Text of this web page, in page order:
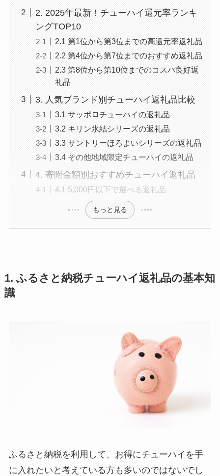
2. 2025年最新！チューハイ還元率ランキ
ングTOP10
2.1 第1位から第3位までの高還元率返礼品
2.2 第4位から第7位までのおすすめ返礼品
2.3 第8位から第10位までのコスパ良好返
礼品
3. 人気ブランド別チューハイ返礼品比較
3.1 サッポロチューハイの返礼品
3.2 キリン氷結シリーズの返礼品
3.3 サントリーほろよいシリーズの返礼品
3.4 その他地域限定チューハイの返礼品
4. 寄附金額別おすすめチューハイ返礼品
4.1 5,000円以下で選べる返礼品
もっと見る
1. ふるさと納税チューハイ返礼品の基本知
識
ふるさと納税を利用して、お得にチューハイを手
に入れたいと考えている方も多いのではないでし